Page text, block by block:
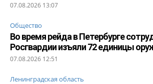
07.08.2026 13:07
Общество
Во время рейда в Петербурге
Росгвардии изъяли 72 единицы
07.08.2026 12:51
Ленинградская область